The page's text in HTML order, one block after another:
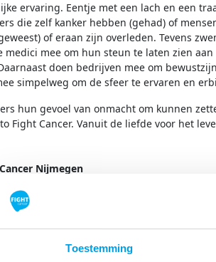
Toestemming
ervaring. Eentje met een lach en een
die zelf kanker hebben (gehad) of
of eraan zijn overleden. Tevens
mee om hun steun te laten zien
doen bedrijven mee om
simpelweg om de sfeer te ervaren en
hun gevoel van onmacht om kunnen
Fight Cancer. Vanuit de liefde voor het
Nijmegen
krijg je de kans om mee te doen met de
unieke zwemtocht van 500, 1500 of 3000
geweldig bootcamp naar de
de plaatselijke organisatie, tientallen
ga je de strijd aan tegen kanker.